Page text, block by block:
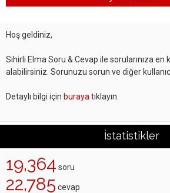
Hoş geldiniz,
Sihirli Elma Soru & Cevap ile sorularınıza en
alabilirsiniz. Sorunuzu sorun ve diğer
Detaylı bilgi için buraya tıklayın.
İstatistikler
19,364 soru
22,785 cevap